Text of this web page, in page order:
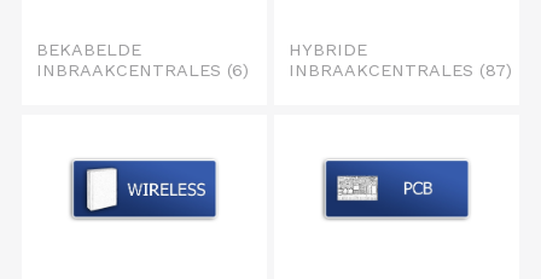
BEKABELDE
INBRAAKCENTRALES (6)
HYBRIDE
INBRAAKCENTRALES (87)